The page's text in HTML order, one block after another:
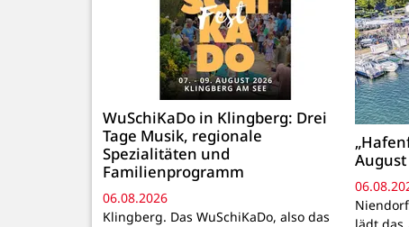
WuSchiKaDo in Klingberg: Drei
Tage Musik, regionale
Spezialitäten und
Familienprogramm
06.08.2026
Klingberg. Das WuSchiKaDo, also das